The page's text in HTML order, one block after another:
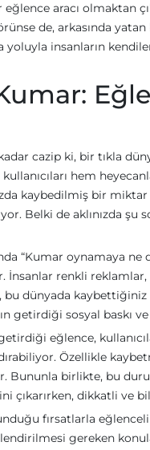
aracı olmaktan
de, arkasında
yoluyla insanların
cazip ki, bir tıkla
hem
kaybedilmiş bir
Belki de aklınızda
“Kumar oynamaya ne
İnsanlar renkli reklamlar,
dünyada kaybettiğiniz
getirdiği sosyal baskı
eğlence,
Özellikle
Bununla birlikte, bu
çıkarırken, dikkatli ve
fırsatlarla
gereken